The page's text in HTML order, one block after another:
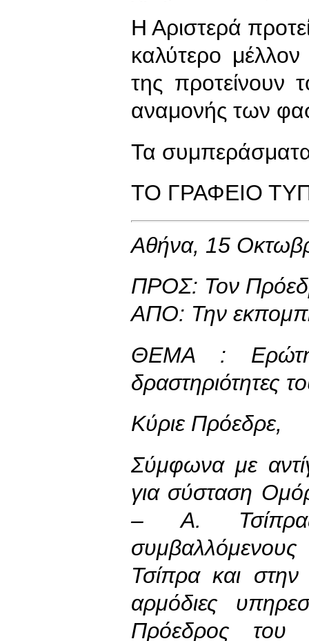
Η Αριστερά
καλύτερο
της προτείνουν
αναμονής των
Τα
ΤΟ ΓΡΑΦΕΙΟ
Αθήνα, 15
ΠΡΟΣ: Τον
ΑΠΟ: Την
ΘΕΜΑ :
δραστηριότητες
Κύριε Πρόεδρε,
Σύμφωνα με
για σύσταση
– Α.
Τσίπρα και στην
αρμόδιες
Πρόεδρος του